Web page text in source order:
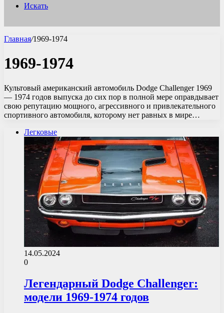
Искать
Главная/1969-1974
1969-1974
Культовый американский автомобиль Dodge Challenger 1969
— 1974 годов выпуска до сих пор в полной мере оправдывает
свою репутацию мощного, агрессивного и привлекательного
спортивного автомобиля, которому нет равных в мире…
Легковые
14.05.2024
0
Легендарный Dodge Challenger:
модели 1969-1974 годов